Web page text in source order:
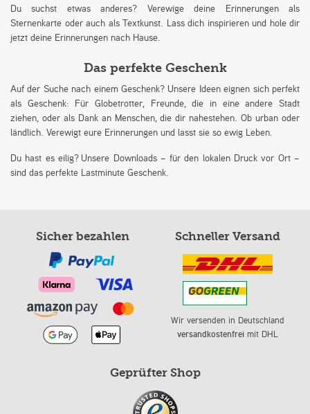
Du suchst etwas anderes? Verewige deine Erinnerungen als
Sternenkarte oder auch als Textkunst. Lass dich inspirieren und hole dir
jetzt deine Erinnerungen nach Hause.
Das perfekte Geschenk
Auf der Suche nach einem Geschenk? Unsere Ideen eignen sich perfekt
als Geschenk: Für Globetrotter, Freunde, die in eine andere Stadt
ziehen, oder als Dank an Menschen, die dir nahestehen. Ob urban oder
ländlich. Verewigt eure Erinnerungen und lasst sie so ewig Leben.
Du hast es eilig? Unsere Downloads – für den lokalen Druck vor Ort –
sind das perfekte Lastminute Geschenk.
Sicher bezahlen Schneller Versand
Wir versenden in Deutschland
versandkostenfreimit DHL
Geprüfter Shop